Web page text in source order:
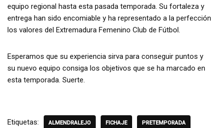
equipo regional hasta esta pasada temporada. Su fortaleza y
entrega han sido encomiable y ha representado a la perfección
los valores del Extremadura Femenino Club de Fútbol.
Esperamos que su experiencia sirva para conseguir puntos y
su nuevo equipo consiga los objetivos que se ha marcado en
esta temporada. Suerte.
Etiquetas: ALMENDRALEJO FICHAJE PRETEMPORADA